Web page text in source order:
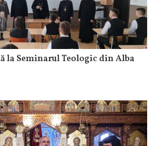
la Seminarul Teologic din Alba